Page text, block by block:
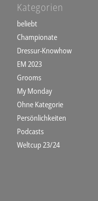
Kategorien
beliebt
Championate
Dressur-Knowhow
EM 2023
Grooms
My Monday
Ohne Kategorie
Persönlichkeiten
Podcasts
Weltcup 23/24